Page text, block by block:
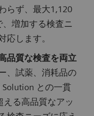
らず、最大1,120
増加する検査ニ
応します。
品質な検査を両立
、試薬、消耗品の
との一貫
る高品質なアッ